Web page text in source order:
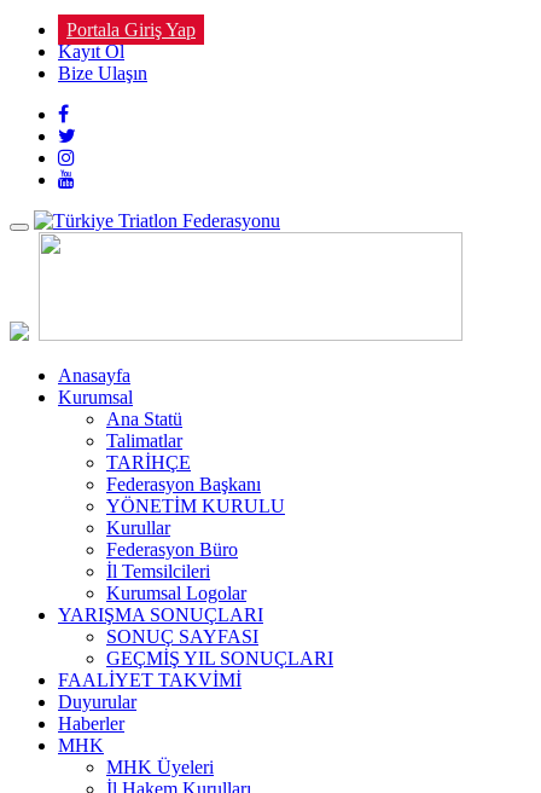
Portala Giriş Yap
Kayıt Ol
Bize Ulaşın
Toggle
navigation
Anasayfa
Kurumsal
Ana Statü
Talimatlar
TARİHÇE
Federasyon Başkanı
YÖNETİM KURULU
Kurullar
Federasyon Büro
İl Temsilcileri
Kurumsal Logolar
YARIŞMA SONUÇLARI
SONUÇ SAYFASI
GEÇMİŞ YIL SONUÇLARI
FAALİYET TAKVİMİ
Duyurular
Haberler
MHK
MHK Üyeleri
İl Hakem Kurulları